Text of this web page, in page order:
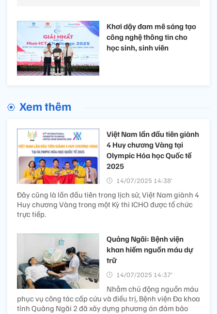
Khơi dậy đam mê sáng tạo
công nghệ thông tin cho
học sinh, sinh viên
Xem thêm
Việt Nam lần đầu tiên giành
4 Huy chương Vàng tại
Olympic Hóa học Quốc tế
2025
14/07/2025 14:38’
Đây cũng là lần đầu tiên trong lịch sử, Việt Nam giành 4
Huy chương Vàng trong một Kỳ thi ICHO được tổ chức
trực tiếp.
Quảng Ngãi: Bệnh viện
khan hiếm nguồn máu dự
trữ
14/07/2025 14:37’
Nhằm chủ động nguồn máu
phục vụ công tác cấp cứu và điều trị, Bệnh viện Đa khoa
tỉnh Quảng Ngãi 2 đã xây dựng phương án đảm bảo